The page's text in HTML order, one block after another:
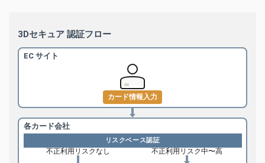
3Dセキュア 認証フロー
EC サイト
カード情報入力
各カード会社
リスクベース認証
不正利用リスクなし 不正利用リスク中〜高